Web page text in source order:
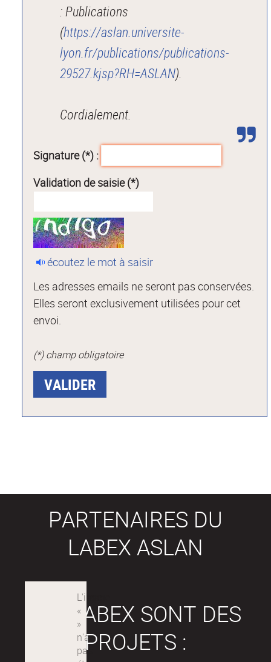
: Publications
(https://aslan.universite-
lyon.fr/publications/publications-
29527.kjsp?RH=ASLAN).
Cordialement.
Signature (*) :
Validation de saisie (*)
écoutez le mot à saisir
Les adresses emails ne seront pas conservées.
Elles seront exclusivement utilisées pour cet
envoi.
(*) champ obligatoire
PARTENAIRES DU
LABEX ASLAN
LES LABEX SONT DES
PROJETS :